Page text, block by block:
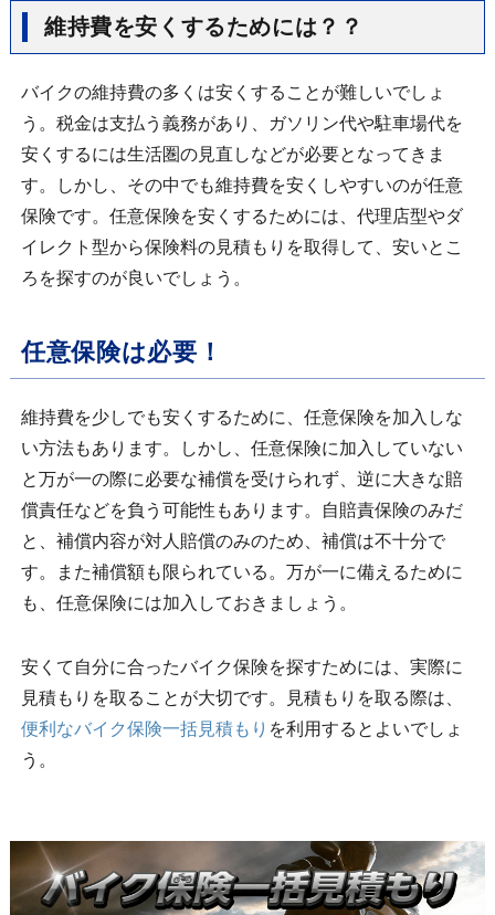
維持費を安くするためには？？
バイクの維持費の多くは安くすることが難しいでしょ
う。税金は支払う義務があり、ガソリン代や駐車場代を
安くするには生活圏の見直しなどが必要となってきま
す。しかし、その中でも維持費を安くしやすいのが任意
保険です。任意保険を安くするためには、代理店型やダ
イレクト型から保険料の見積もりを取得して、安いとこ
ろを探すのが良いでしょう。
任意保険は必要！
維持費を少しでも安くするために、任意保険を加入しな
い方法もあります。しかし、任意保険に加入していない
と万が一の際に必要な補償を受けられず、逆に大きな賠
償責任などを負う可能性もあります。自賠責保険のみだ
と、補償内容が対人賠償のみのため、補償は不十分で
す。また補償額も限られている。万が一に備えるために
も、任意保険には加入しておきましょう。
安くて自分に合ったバイク保険を探すためには、実際に
見積もりを取ることが大切です。見積もりを取る際は、
便利なバイク保険一括見積もり を利用するとよいでしょ
う。